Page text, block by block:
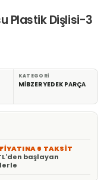
Plastik Dişlisi-3
KATEGORI
MİBZER YEDEK PARÇA
FİYATINA 6 TAKSİT
başlayan